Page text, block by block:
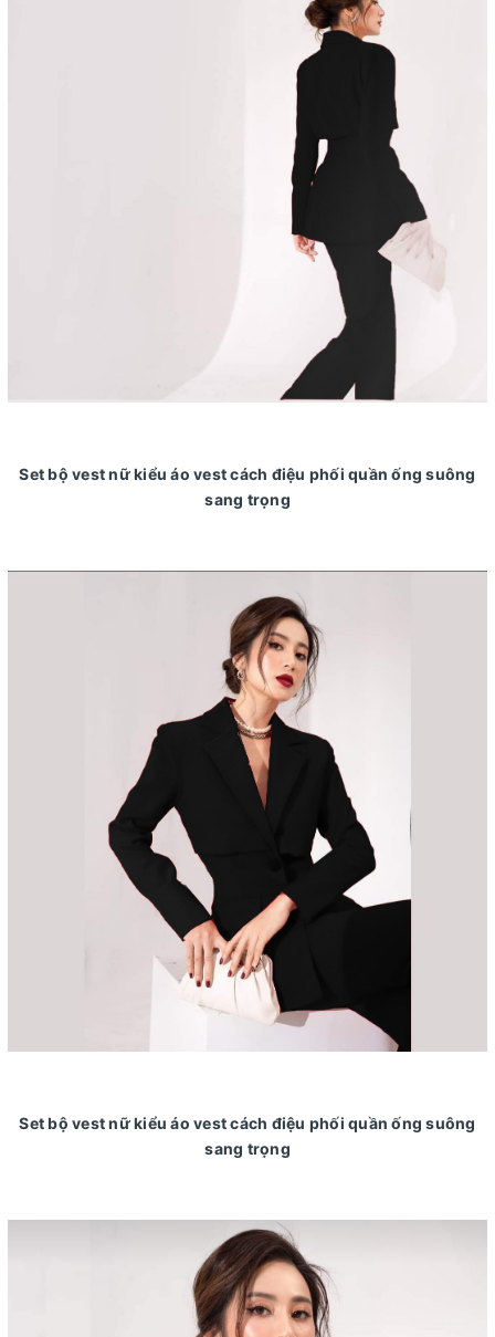
Set bộ vest nữ kiểu áo vest cách điệu phối quần ống suông
sang trọng
Set bộ vest nữ kiểu áo vest cách điệu phối quần ống suông
sang trọng